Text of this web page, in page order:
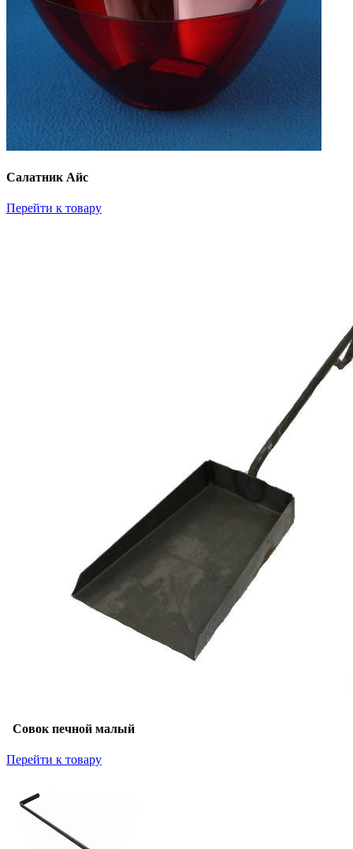
Салатник Айс
Перейти к товару
Совок печной малый
Перейти к товару